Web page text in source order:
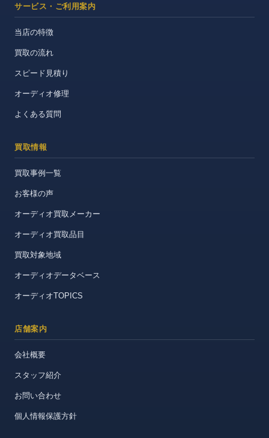
サービス・ご利用案内
当店の特徴
買取の流れ
スピード見積り
オーディオ修理
よくある質問
買取情報
買取事例一覧
お客様の声
オーディオ買取メーカー
オーディオ買取品目
買取対象地域
オーディオデータベース
オーディオTOPICS
店舗案内
会社概要
スタッフ紹介
お問い合わせ
個人情報保護方針